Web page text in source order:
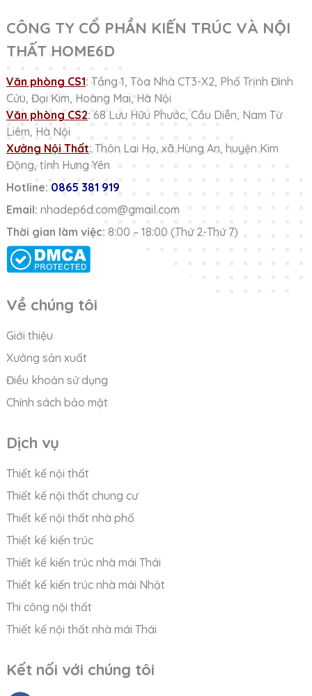
CÔNG TY CỔ PHẦN KIẾN TRÚC VÀ NỘI
THẤT HOME6D
Văn phòng CS1: Tầng 1, Tòa Nhà CT3-X2, Phố Trịnh Đình
Cửu, Đại Kim, Hoàng Mai, Hà Nội
Văn phòng CS2: 68 Lưu Hữu Phước, Cầu Diễn, Nam Từ
Liêm, Hà Nội
Xưởng Nội Thất: Thôn Lai Hạ, xã Hùng An, huyện Kim
Động, tỉnh Hưng Yên
Hotline: 0865 381 919
Email: nhadep6d.com@gmail.com
Thời gian làm việc: 8:00 – 18:00 (Thứ 2-Thứ 7)
Về chúng tôi
Giới thiệu
Xưởng sản xuất
Điều khoản sử dụng
Chính sách bảo mật
Dịch vụ
Thiết kế nội thất
Thiết kế nội thất chung cư
Thiết kế nội thất nhà phố
Thiết kế kiến trúc
Thiết kế kiến trúc nhà mái Thái
Thiết kế kiến trúc nhà mái Nhật
Thi công nội thất
Thiết kế nội thất nhà mái Thái
Kết nối với chúng tôi